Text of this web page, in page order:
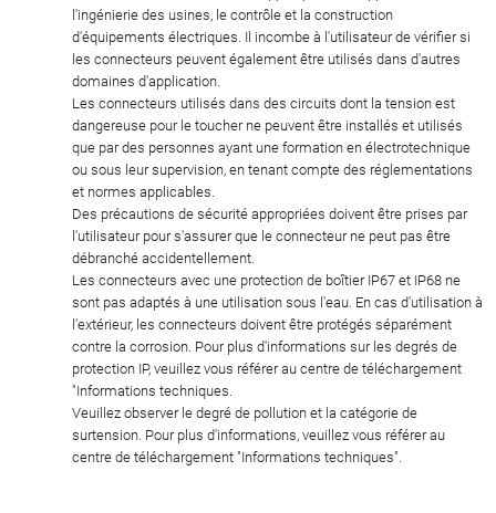
l'ingénierie des usines, le contrôle et la construction
d'équipements électriques. Il incombe à l'utilisateur de vérifier si
les connecteurs peuvent également être utilisés dans d'autres
domaines d'application.
Les connecteurs utilisés dans des circuits dont la tension est
dangereuse pour le toucher ne peuvent être installés et utilisés
que par des personnes ayant une formation en électrotechnique
ou sous leur supervision, en tenant compte des réglementations
et normes applicables.
Des précautions de sécurité appropriées doivent être prises par
l'utilisateur pour s'assurer que le connecteur ne peut pas être
débranché accidentellement.
Les connecteurs avec une protection de boîtier IP67 et IP68 ne
sont pas adaptés à une utilisation sous l'eau. En cas d'utilisation à
l'extérieur, les connecteurs doivent être protégés séparément
contre la corrosion. Pour plus d'informations sur les degrés de
protection IP, veuillez vous référer au centre de téléchargement
"Informations techniques.
Veuillez observer le degré de pollution et la catégorie de
surtension. Pour plus d'informations, veuillez vous référer au
centre de téléchargement "Informations techniques".